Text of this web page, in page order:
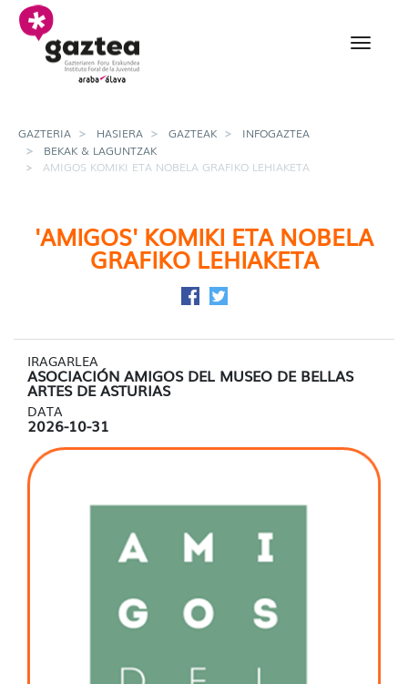
Eduki nagusira joan
Amigos komiki eta
GAZTERIA HASIERA GAZTEAK
INFOGAZTEA
BEKAK & LAGUNTZAK
AMIGOS KOMIKI ETA NOBELA GRAFIKO LEHIAKETA
'AMIGOS' KOMIKI ETA NOBELA
GRAFIKO LEHIAKETA
Facebook-en partekatu
Twitter-en partekatu
IRAGARLEA
ASOCIACIÓN AMIGOS DEL MUSEO DE BELLAS
ARTES DE ASTURIAS
DATA
2026-10-31